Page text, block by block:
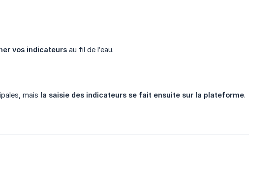
vos indicateurs au fil de l’eau.
mais la saisie des indicateurs se fait ensuite sur la plateforme.